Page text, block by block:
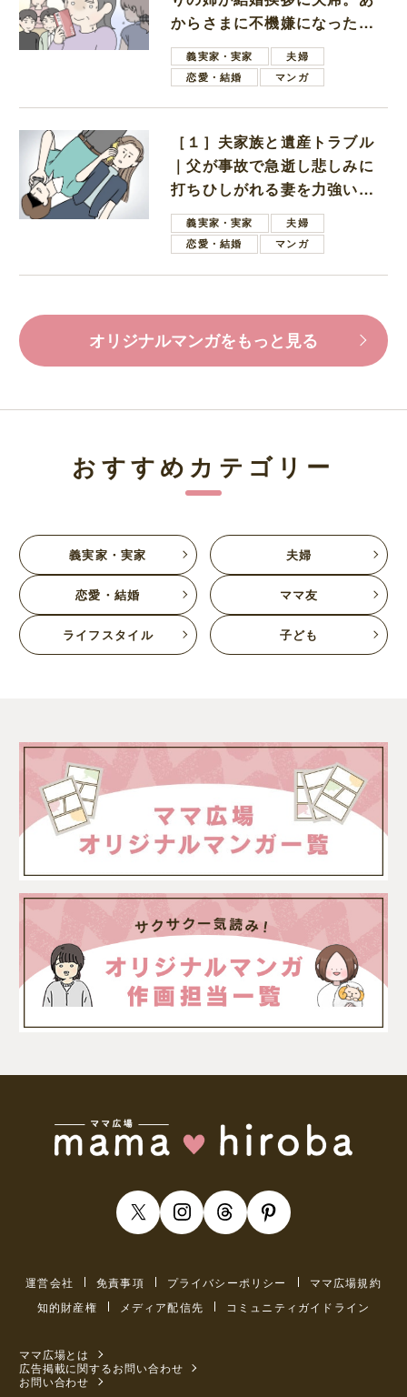
からさまに不機嫌になった義
母義実家・実家
夫婦
恋愛・結婚
マンガ
［１］夫家族と遺産トラブル
｜父が事故で急逝し悲しみに
打ちひしがれる妻を力強い言
葉で励ます夫
義実家・実家
夫婦
恋愛・結婚
マンガ
オリジナルマンガをもっと見る
おすすめカテゴリー
義実家・実家 夫婦
恋愛・結婚 ママ友
ライフスタイル 子ども
運営会社 免責事項 プライバシーポリシー
ママ広場規約
知的財産権
メディア配信先 コミュニティガイドライン
ママ広場とは
広告掲載に関するお問い合わせ
お問い合わせ